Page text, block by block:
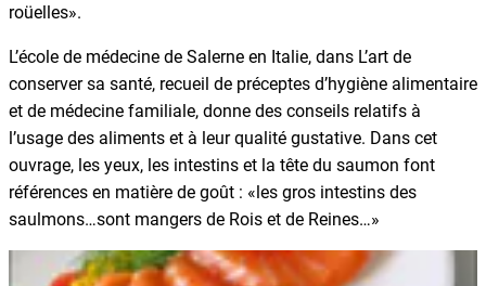
roüelles».
L’école de médecine de Salerne en Italie, dans L’art de
conserver sa santé, recueil de préceptes d’hygiène alimentaire
et de médecine familiale, donne des conseils relatifs à
l’usage des aliments et à leur qualité gustative. Dans cet
ouvrage, les yeux, les intestins et la tête du saumon font
références en matière de goût : «les gros intestins des
saulmons…sont mangers de Rois et de Reines…»